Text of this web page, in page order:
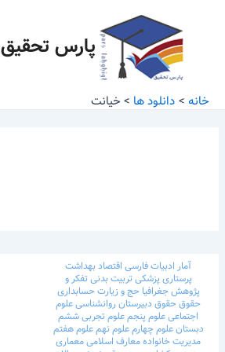
پارس تحقیق
خانه دانلود ها خیانت
آمار ادبیات فارسی اقتصادبهداشت
پرستاریپزشکیتربیت بدنیتفکر و
پژوهشجغرافیاحج و زیارتحسابداری
حقوقحقوقدبیرستانروانشناسیعلوم
اجتماعیعلوم پنجمعلوم تجربی ششم
دبستانعلوم چهارمعلوم نهمعلوم هفتم
مدیریت خانوادهمعارف اسلامیمعماری